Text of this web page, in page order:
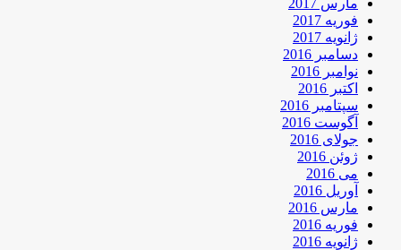
فوریه 2017
ژانویه 2017
دسامبر 2016
نوامبر 2016
اکتبر 2016
سپتامبر 2016
آگوست 2016
جولای 2016
ژوئن 2016
می 2016
آوریل 2016
مارس 2016
فوریه 2016
ژانویه 2016